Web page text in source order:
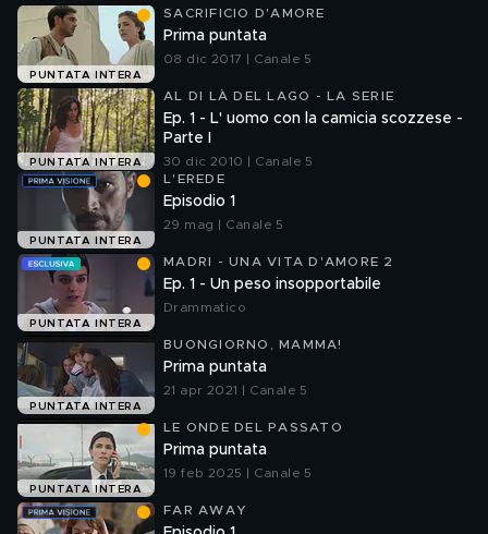
PUNTATA INTERA
SACRIFICIO D'AMORE
Prima puntata
08 dic 2017 | Canale 5
PUNTATA INTERA
AL DI LÀ DEL LAGO - LA SERIE
Ep. 1 - L' uomo con la camicia scozzese -
Parte I
30 dic 2010 | Canale 5
PUNTATA INTERA
L'EREDE
Episodio 1
29 mag | Canale 5
PUNTATA INTERA
MADRI - UNA VITA D'AMORE 2
Ep. 1 - Un peso insopportabile
Drammatico
PUNTATA INTERA
BUONGIORNO, MAMMA!
Prima puntata
21 apr 2021 | Canale 5
PUNTATA INTERA
LE ONDE DEL PASSATO
Prima puntata
19 feb 2025 | Canale 5
FAR AWAY